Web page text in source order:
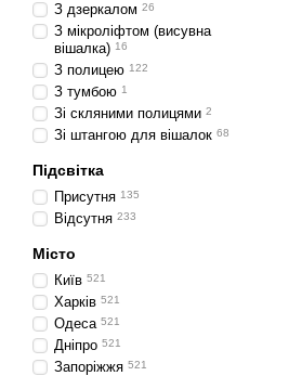
З дзеркалом 26
З мікроліфтом (висувна
вішалка) 16
З полицею 122
З тумбою 1
Зі скляними полицями 2
Зі штангою для вішалок 68
Підсвітка
Присутня 135
Відсутня 233
Місто
Київ 521
Харків 521
Одеса 521
Дніпро 521
Запоріжжя 521